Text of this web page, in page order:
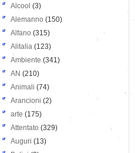
Alcool (3)
Alemanno (150)
Alfano (315)
Alitalia (123)
Ambiente (341)
AN (210)
Animali (74)
Arancioni (2)
arte (175)
Attentato (329)
Auguri (13)